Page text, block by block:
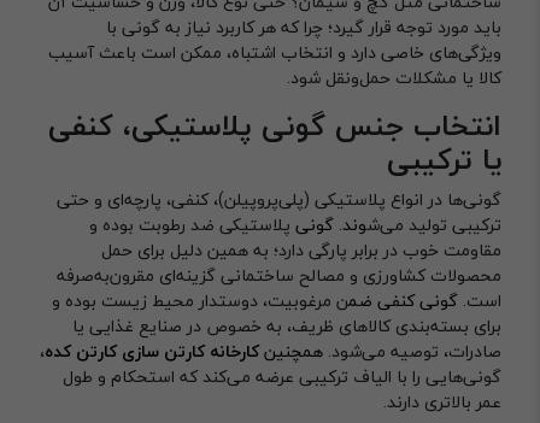
باید مورد توجه قرار گیرد؛ چرا که هر کاربرد نیاز به گونی با
ویژگی‌های خاصی دارد و انتخاب اشتباه، ممکن است باعث آسیب
کالا یا مشکلات حمل‌ونقل شود.
انتخاب جنس گونی پلاستیکی، کنفی
یا ترکیبی
گونی‌ها در انواع پلاستیکی (پلی‌پروپیلن)، کنفی، پارچه‌ای و حتی
ترکیبی تولید می‌شوند. گونی پلاستیکی ضد رطوبت بوده و
مقاومت خوب در برابر پارگی دارد؛ به همین دلیل برای حمل
محصولات کشاورزی و مصالح ساختمانی گزینه‌ای مقرون‌به‌صرفه
است. گونی کنفی ضمن مرغوبیت، دوستدار محیط زیست بوده و
برای بسته‌بندی کالاهای ظریف، به خصوص در صنایع غذایی یا
صادرات، توصیه می‌شود. همچنینکارخانه کارتن سازی کارتن کده،
گونی‌هایی را با الیاف ترکیبی عرضه می‌کند که استحکام و طول
عمر بالاتری دارند.